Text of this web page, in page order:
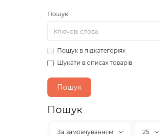
Пошук
Пошук в підкатегоріях
Шукати в описах товарів
Пошук
За замовчуванням 25